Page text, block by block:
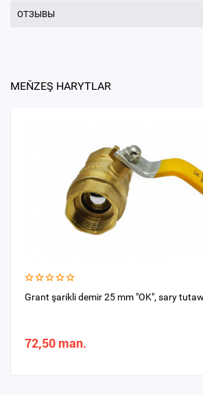
ОТЗЫВЫ
MEŇZEŞ HARYTLAR
Grant şarikli demir 25 mm "OK", sary
72,50 man.